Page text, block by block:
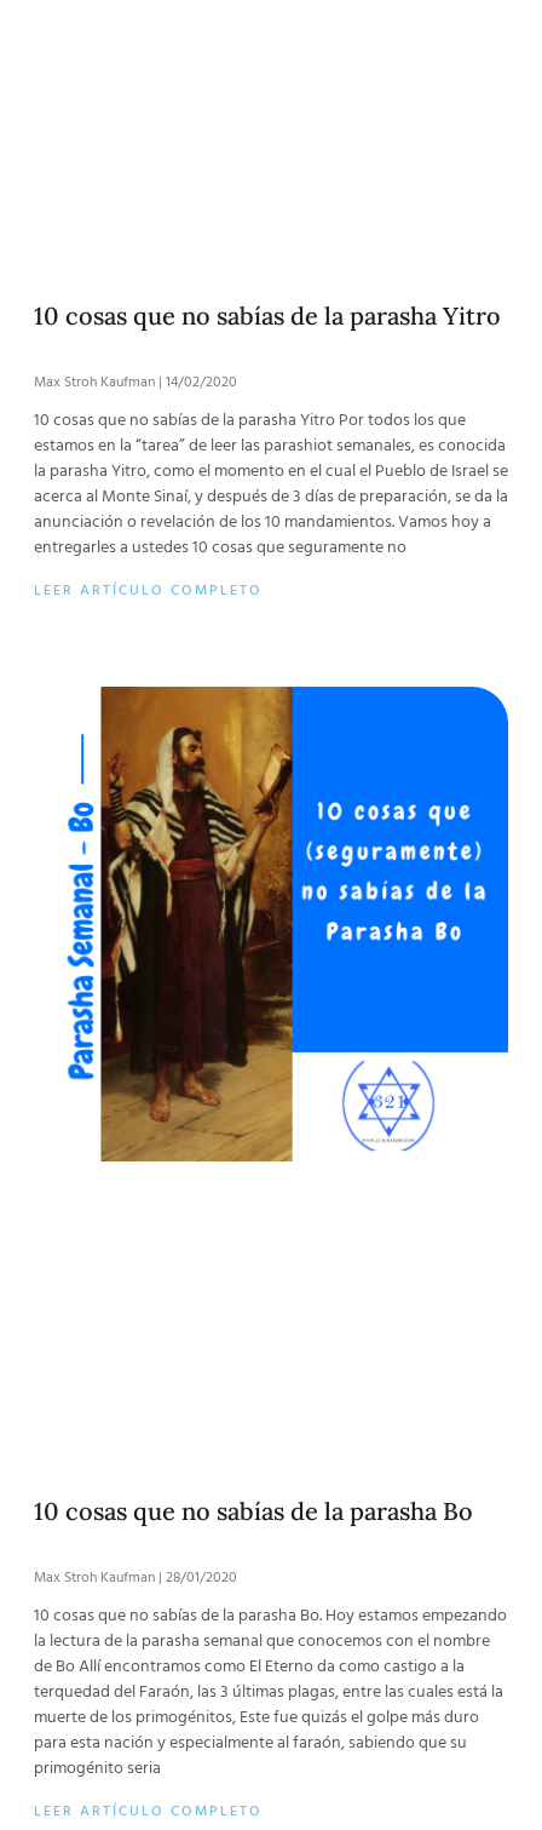
10 cosas que no sabías de la parasha Yitro
Max Stroh Kaufman 14/02/2020
10 cosas que no sabías de la parasha Yitro Por todos los que
estamos en la “tarea” de leer las parashiot semanales, es conocida
la parasha Yitro, como el momento en el cual el Pueblo de Israel se
acerca al Monte Sinaí, y después de 3 días de preparación, se da la
anunciación o revelación de los 10 mandamientos. Vamos hoy a
entregarles a ustedes 10 cosas que seguramente no
LEER ARTÍCULO COMPLETO
10 cosas que no sabías de la parasha Bo
Max Stroh Kaufman 28/01/2020
10 cosas que no sabías de la parasha Bo. Hoy estamos empezando
la lectura de la parasha semanal que conocemos con el nombre
de Bo Allí encontramos como El Eterno da como castigo a la
terquedad del Faraón, las 3 últimas plagas, entre las cuales está la
muerte de los primogénitos, Este fue quizás el golpe más duro
para esta nación y especialmente al faraón, sabiendo que su
primogénito seria
LEER ARTÍCULO COMPLETO